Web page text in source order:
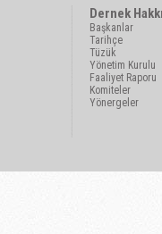
Dernek
Başkanlar
Tarihçe
Tüzük
Yönetim Kurulu
Faaliyet Raporu
Komiteler
Yönergeler